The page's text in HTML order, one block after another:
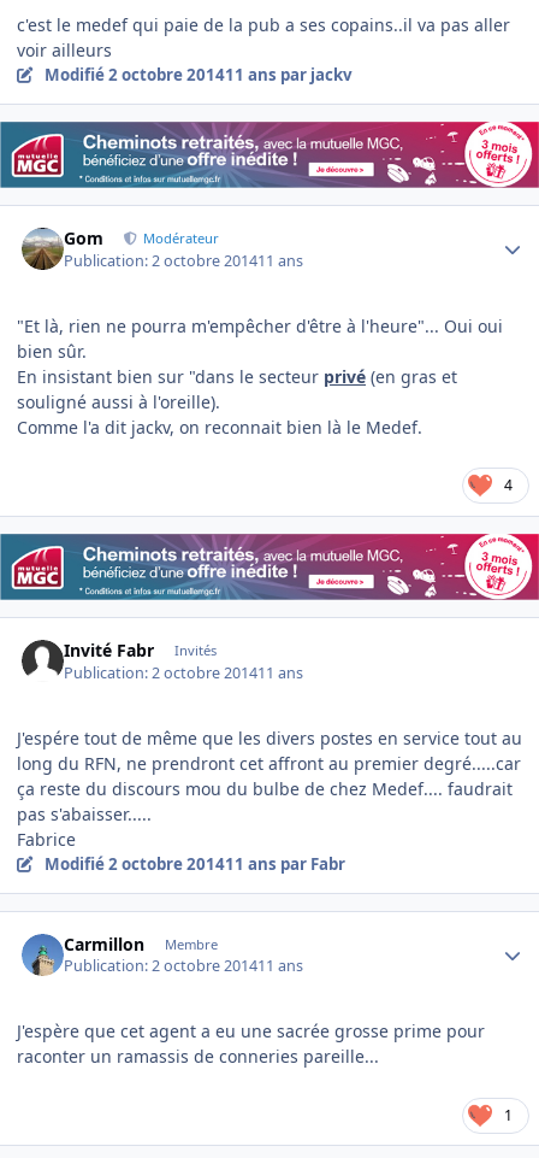
c'est le medef qui paie de la pub a ses copains..il va pas aller
voir ailleurs
Modifié2 octobre 201411 ans par jackv
Gom Modérateur
Publication:2 octobre 201411 ans
"Et là, rien ne pourra m'empêcher d'être à l'heure"... Oui oui
bien sûr.
En insistant bien sur "dans le secteur privé (en gras et
souligné aussi à l'oreille).
Comme l'a dit jackv, on reconnait bien là le Medef.
4
Invité Fabr Invités
Publication:2 octobre 201411 ans
J'espére tout de même que les divers postes en service tout au
long du RFN, ne prendront cet affront au premier degré.....car
ça reste du discours mou du bulbe de chez Medef.... faudrait
pas s'abaisser.....
Fabrice
Modifié2 octobre 201411 ans par Fabr
Carmillon Membre
Publication:2 octobre 201411 ans
J'espère que cet agent a eu une sacrée grosse prime pour
raconter un ramassis de conneries pareille...
1